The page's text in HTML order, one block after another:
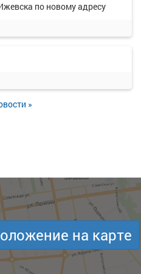
по новому адресу
»
на карте